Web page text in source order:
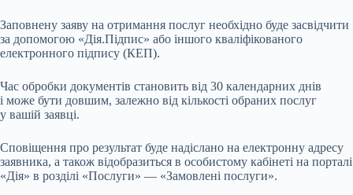
Заповнену заяву на отримання послуг необхідно буде засвідчити
за допомогою «Дія.Підпис» або іншого кваліфікованого
електронного підпису (КЕП).
Час обробки документів становить від 30 календарних днів
і може бути довшим, залежно від кількості обраних послуг
у вашій заявці.
Сповіщення про результат буде надіслано на електронну адресу
заявника, а також відобразиться в особистому кабінеті на порталі
«Дія» в розділі «Послуги» — «Замовлені послуги».